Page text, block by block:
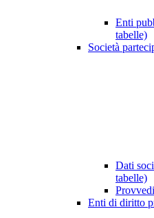
Enti
tabelle)
Società
Dati
tabelle)
Enti di diritto